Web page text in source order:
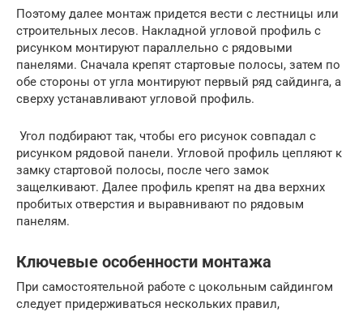
Поэтому далее монтаж придется вести с лестницы или
строительных лесов. Накладной угловой профиль с
рисунком монтируют параллельно с рядовыми
панелями. Сначала крепят стартовые полосы, затем по
обе стороны от угла монтируют первый ряд сайдинга, а
сверху устанавливают угловой профиль.
Угол подбирают так, чтобы его рисунок совпадал с
рисунком рядовой панели. Угловой профиль цепляют к
замку стартовой полосы, после чего замок
защелкивают. Далее профиль крепят на два верхних
пробитых отверстия и выравнивают по рядовым
панелям.
Ключевые особенности монтажа
При самостоятельной работе с цокольным сайдингом
следует придерживаться нескольких правил,